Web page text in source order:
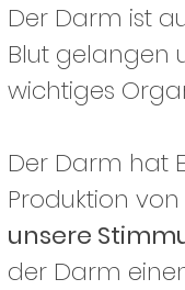
Der Darm ist
Blut gelangen
wichtiges
Der Darm hat
Produktion
unsere
der Darm